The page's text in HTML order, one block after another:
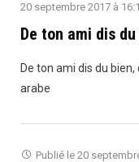
20 septembre 2017 à
De ton ami dis
De ton ami dis du
arabe
Publié le 20